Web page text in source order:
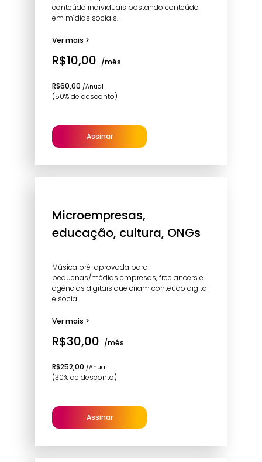
conteúdo individuais postando conteúdo
em mídias sociais.
Ver mais >
R$10,00 /mês
R$60,00 /Anual
(50% de desconto)
Assinar
Microempresas,
educação, cultura, ONGs
Música pré-aprovada para
pequenas/médias empresas, freelancers e
agências digitais que criam conteúdo digital
e social
Ver mais >
R$30,00 /mês
R$252,00 /Anual
(30% de desconto)
Assinar